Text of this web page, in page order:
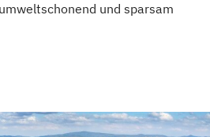
und sparsam